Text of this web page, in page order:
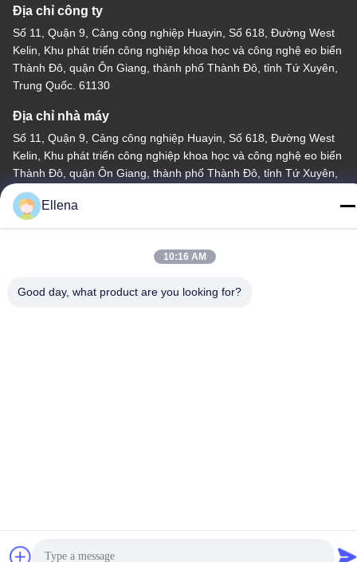
Địa chỉ công ty
Số 11, Quận 9, Cảng công nghiệp Huayin, Số 618, Đường West
Kelin, Khu phát triển công nghiệp khoa học và công nghệ eo biển
Thành Đô, quận Ôn Giang, thành phố Thành Đô, tỉnh Tứ Xuyên,
Trung Quốc. 61130
Địa chỉ nhà máy
Số 11, Quận 9, Cảng công nghiệp Huayin, Số 618, Đường West
Kelin, Khu phát triển công nghiệp khoa học và công nghệ eo biển
Thành Đô, quận Ôn Giang, thành phố Thành Đô, tỉnh Tứ Xuyên,
Trung Quốc. 61130
Tel
Ellena
10:16 AM
Good day, what product are you looking for?